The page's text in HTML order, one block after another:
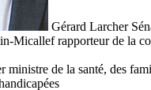
Gérard Larcher
Micallef rapporteur de la
ministre de la santé, des